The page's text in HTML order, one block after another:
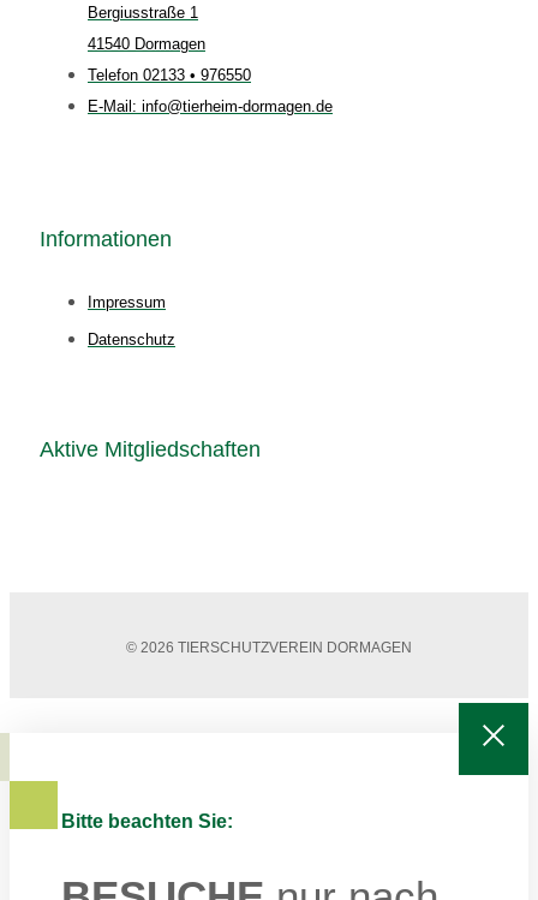
Bergiusstraße 1
41540 Dormagen
Telefon 02133 • 976550
E-Mail: info@tierheim-dormagen.de
Informationen
Impressum
Datenschutz
Aktive Mitgliedschaften
© 2026 TIERSCHUTZVEREIN DORMAGEN
Bitte beachten Sie: